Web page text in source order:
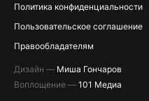
Политика конфиденциальности
Пользовательское соглашение
Правообладателям
Дизайн — Миша Гончаров
Воплощение — 101 Медиа